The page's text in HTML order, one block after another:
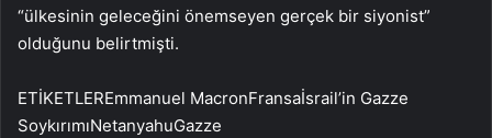
“ülkesinin geleceğini önemseyen gerçek bir siyonist”
olduğunu belirtmişti.
ETİKETLEREmmanuel MacronFransaİsrail’in Gazze
SoykırımıNetanyahuGazze